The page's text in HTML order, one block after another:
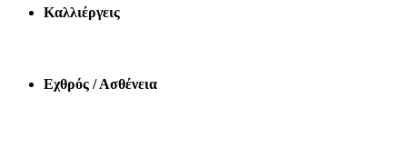
Καλλιέργεις
Εχθρός / Ασθένεια